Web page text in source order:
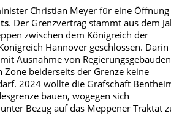
Christian Meyer für eine Öffnung
. Der Grenzvertrag stammt aus dem
zwischen dem Königreich der
Hannover geschlossen. Darin
Ausnahme von
beiderseits der Grenze keine
2024 wollte die Grafschaft
bauen, wogegen sich
Bezug auf das Meppener Traktat